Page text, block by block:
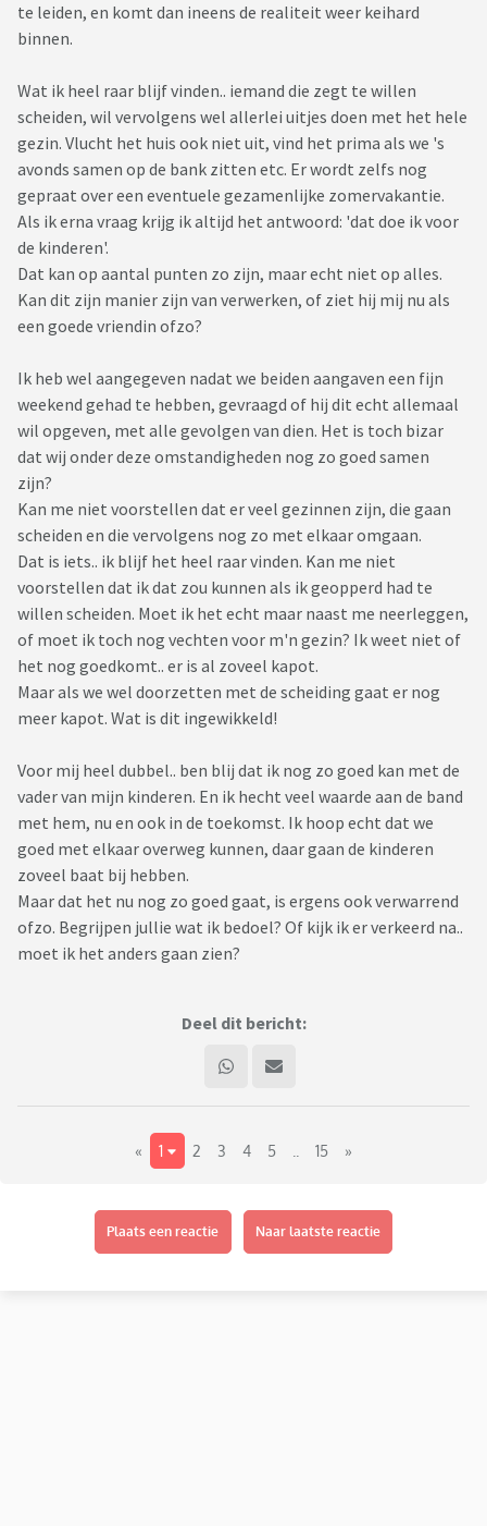
te leiden, en komt dan ineens de realiteit weer keihard
binnen.
Wat ik heel raar blijf vinden.. iemand die zegt te willen
scheiden, wil vervolgens wel allerlei uitjes doen met het hele
gezin. Vlucht het huis ook niet uit, vind het prima als we 's
avonds samen op de bank zitten etc. Er wordt zelfs nog
gepraat over een eventuele gezamenlijke zomervakantie.
Als ik erna vraag krijg ik altijd het antwoord: 'dat doe ik voor
de kinderen'.
Dat kan op aantal punten zo zijn, maar echt niet op alles.
Kan dit zijn manier zijn van verwerken, of ziet hij mij nu als
een goede vriendin ofzo?
Ik heb wel aangegeven nadat we beiden aangaven een fijn
weekend gehad te hebben, gevraagd of hij dit echt allemaal
wil opgeven, met alle gevolgen van dien. Het is toch bizar
dat wij onder deze omstandigheden nog zo goed samen
zijn?
Kan me niet voorstellen dat er veel gezinnen zijn, die gaan
scheiden en die vervolgens nog zo met elkaar omgaan.
Dat is iets.. ik blijf het heel raar vinden. Kan me niet
voorstellen dat ik dat zou kunnen als ik geopperd had te
willen scheiden. Moet ik het echt maar naast me neerleggen,
of moet ik toch nog vechten voor m'n gezin? Ik weet niet of
het nog goedkomt.. er is al zoveel kapot.
Maar als we wel doorzetten met de scheiding gaat er nog
meer kapot. Wat is dit ingewikkeld!
Voor mij heel dubbel.. ben blij dat ik nog zo goed kan met de
vader van mijn kinderen. En ik hecht veel waarde aan de band
met hem, nu en ook in de toekomst. Ik hoop echt dat we
goed met elkaar overweg kunnen, daar gaan de kinderen
zoveel baat bij hebben.
Maar dat het nu nog zo goed gaat, is ergens ook verwarrend
ofzo. Begrijpen jullie wat ik bedoel? Of kijk ik er verkeerd na..
moet ik het anders gaan zien?
Deel dit bericht:
« 1 2 3 4 5 15 »
Plaats een reactie Naar laatste reactie